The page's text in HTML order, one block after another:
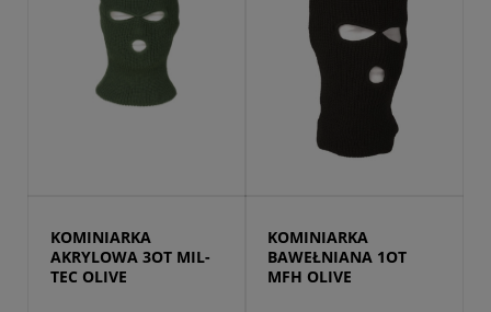
KOMINIARKA
AKRYLOWA 3OT MIL-
TEC OLIVE
KOMINIARKA
BAWEŁNIANA 1OT
MFH OLIVE